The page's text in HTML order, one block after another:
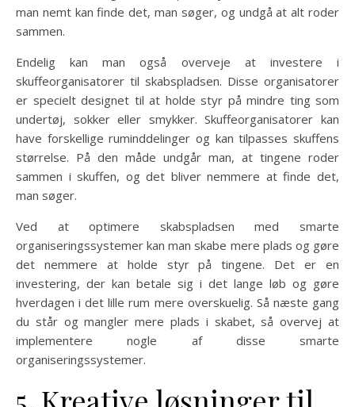
man nemt kan finde det, man søger, og undgå at alt roder
sammen.
Endelig kan man også overveje at investere i
skuffeorganisatorer til skabspladsen. Disse organisatorer
er specielt designet til at holde styr på mindre ting som
undertøj, sokker eller smykker. Skuffeorganisatorer kan
have forskellige ruminddelinger og kan tilpasses skuffens
størrelse. På den måde undgår man, at tingene roder
sammen i skuffen, og det bliver nemmere at finde det,
man søger.
Ved at optimere skabspladsen med smarte
organiseringssystemer kan man skabe mere plads og gøre
det nemmere at holde styr på tingene. Det er en
investering, der kan betale sig i det lange løb og gøre
hverdagen i det lille rum mere overskuelig. Så næste gang
du står og mangler mere plads i skabet, så overvej at
implementere nogle af disse smarte
organiseringssystemer.